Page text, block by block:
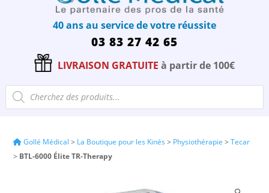
40 ans au service de votre réussite
03 83 27 42 65
LIVRAISON GRATUITE à partir de 100€
Recherche
de
produits
Gollé Médical > La Boutique pour les Kinés > Physiothérapie >Tecar
> BTL-6000 Élite TR-Therapy